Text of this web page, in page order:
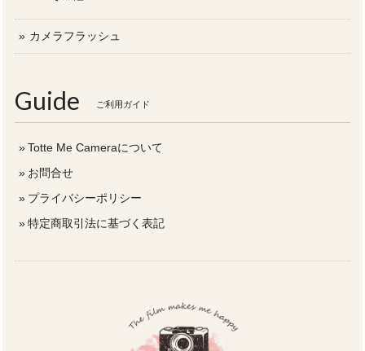
カメラフラッシュ
Guide ご利用ガイド
Totte Me Cameraについて
お問合せ
プライバシーポリシー
特定商取引法に基づく表記